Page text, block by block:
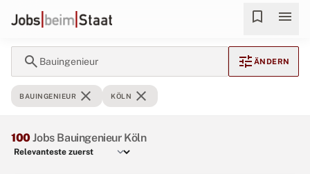
bookmark menu
search Bauingenieur tune ÄNDERN
BAUINGENIEUR close KÖLN close
100Jobs Bauingenieur Köln